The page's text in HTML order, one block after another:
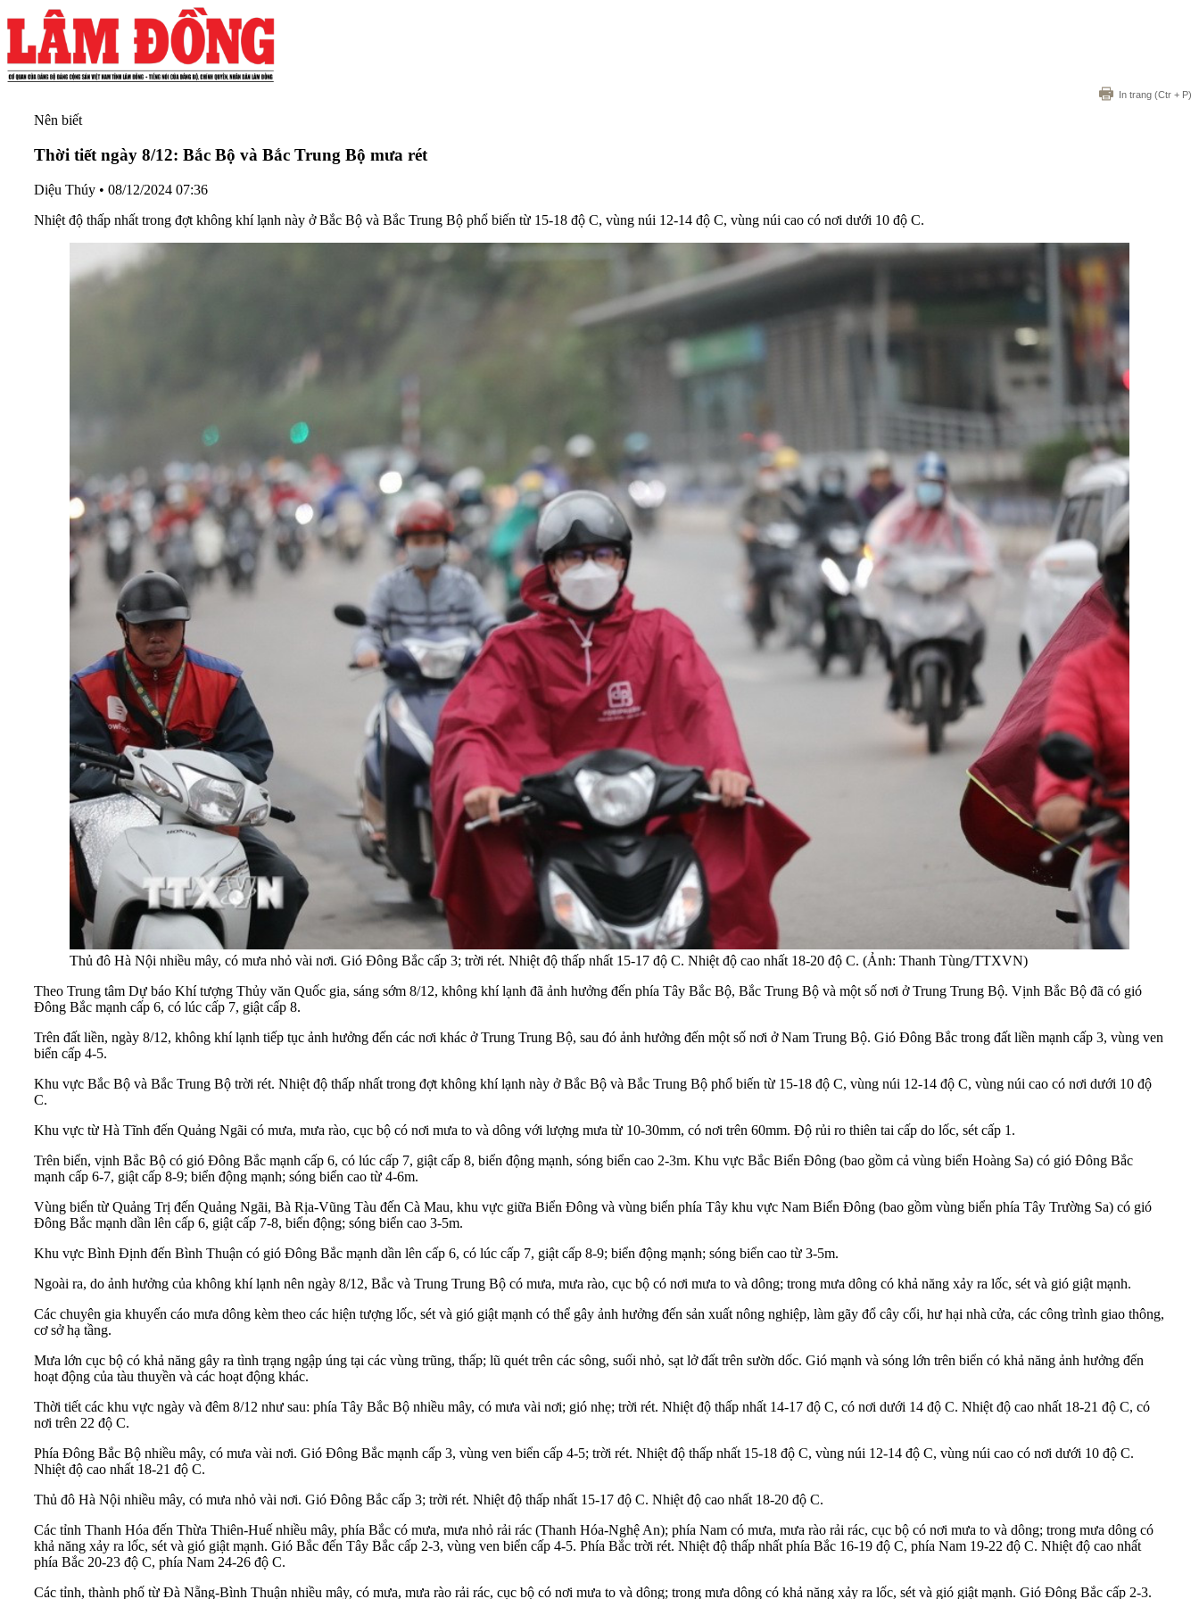
In trang (Ctr + P)
Nên biết
Thời tiết ngày 8/12: Bắc Bộ và Bắc Trung Bộ mưa rét
Diệu Thúy • 08/12/2024 07:36
Nhiệt độ thấp nhất trong đợt không khí lạnh này ở Bắc Bộ và Bắc Trung Bộ phổ biến từ 15-18 độ C, vùng núi 12-14 độ C, vùng núi cao có nơi dưới 10 độ C.
Thủ đô Hà Nội nhiều mây, có mưa nhỏ vài nơi. Gió Đông Bắc cấp 3; trời rét. Nhiệt độ thấp nhất 15-17 độ C. Nhiệt độ cao nhất 18-20 độ C. (Ảnh: Thanh Tùng/TTXVN)
Theo Trung tâm Dự báo Khí tượng Thủy văn Quốc gia, sáng sớm 8/12, không khí lạnh đã ảnh hưởng đến phía Tây Bắc Bộ, Bắc Trung Bộ và một số nơi ở Trung Trung Bộ. Vịnh Bắc Bộ đã có gió
Đông Bắc mạnh cấp 6, có lúc cấp 7, giật cấp 8.
Trên đất liền, ngày 8/12, không khí lạnh tiếp tục ảnh hưởng đến các nơi khác ở Trung Trung Bộ, sau đó ảnh hưởng đến một số nơi ở Nam Trung Bộ. Gió Đông Bắc trong đất liền mạnh cấp 3, vùng ven
biển cấp 4-5.
Khu vực Bắc Bộ và Bắc Trung Bộ trời rét. Nhiệt độ thấp nhất trong đợt không khí lạnh này ở Bắc Bộ và Bắc Trung Bộ phổ biến từ 15-18 độ C, vùng núi 12-14 độ C, vùng núi cao có nơi dưới 10 độ
C.
Khu vực từ Hà Tĩnh đến Quảng Ngãi có mưa, mưa rào, cục bộ có nơi mưa to và dông với lượng mưa từ 10-30mm, có nơi trên 60mm. Độ rủi ro thiên tai cấp do lốc, sét cấp 1.
Trên biển, vịnh Bắc Bộ có gió Đông Bắc mạnh cấp 6, có lúc cấp 7, giật cấp 8, biển động mạnh, sóng biển cao 2-3m. Khu vực Bắc Biển Đông (bao gồm cả vùng biển Hoàng Sa) có gió Đông Bắc
mạnh cấp 6-7, giật cấp 8-9; biển động mạnh; sóng biển cao từ 4-6m.
Vùng biển từ Quảng Trị đến Quảng Ngãi, Bà Rịa-Vũng Tàu đến Cà Mau, khu vực giữa Biển Đông và vùng biển phía Tây khu vực Nam Biển Đông (bao gồm vùng biển phía Tây Trường Sa) có gió
Đông Bắc mạnh dần lên cấp 6, giật cấp 7-8, biển động; sóng biển cao 3-5m.
Khu vực Bình Định đến Bình Thuận có gió Đông Bắc mạnh dần lên cấp 6, có lúc cấp 7, giật cấp 8-9; biển động mạnh; sóng biển cao từ 3-5m.
Ngoài ra, do ảnh hưởng của không khí lạnh nên ngày 8/12, Bắc và Trung Trung Bộ có mưa, mưa rào, cục bộ có nơi mưa to và dông; trong mưa dông có khả năng xảy ra lốc, sét và gió giật mạnh.
Các chuyên gia khuyến cáo mưa dông kèm theo các hiện tượng lốc, sét và gió giật mạnh có thể gây ảnh hưởng đến sản xuất nông nghiệp, làm gãy đổ cây cối, hư hại nhà cửa, các công trình giao thông,
cơ sở hạ tầng.
Mưa lớn cục bộ có khả năng gây ra tình trạng ngập úng tại các vùng trũng, thấp; lũ quét trên các sông, suối nhỏ, sạt lở đất trên sườn dốc. Gió mạnh và sóng lớn trên biển có khả năng ảnh hưởng đến
hoạt động của tàu thuyền và các hoạt động khác.
Thời tiết các khu vực ngày và đêm 8/12 như sau: phía Tây Bắc Bộ nhiều mây, có mưa vài nơi; gió nhẹ; trời rét. Nhiệt độ thấp nhất 14-17 độ C, có nơi dưới 14 độ C. Nhiệt độ cao nhất 18-21 độ C, có
nơi trên 22 độ C.
Phía Đông Bắc Bộ nhiều mây, có mưa vài nơi. Gió Đông Bắc mạnh cấp 3, vùng ven biển cấp 4-5; trời rét. Nhiệt độ thấp nhất 15-18 độ C, vùng núi 12-14 độ C, vùng núi cao có nơi dưới 10 độ C.
Nhiệt độ cao nhất 18-21 độ C.
Thủ đô Hà Nội nhiều mây, có mưa nhỏ vài nơi. Gió Đông Bắc cấp 3; trời rét. Nhiệt độ thấp nhất 15-17 độ C. Nhiệt độ cao nhất 18-20 độ C.
Các tỉnh Thanh Hóa đến Thừa Thiên-Huế nhiều mây, phía Bắc có mưa, mưa nhỏ rải rác (Thanh Hóa-Nghệ An); phía Nam có mưa, mưa rào rải rác, cục bộ có nơi mưa to và dông; trong mưa dông có
khả năng xảy ra lốc, sét và gió giật mạnh. Gió Bắc đến Tây Bắc cấp 2-3, vùng ven biển cấp 4-5. Phía Bắc trời rét. Nhiệt độ thấp nhất phía Bắc 16-19 độ C, phía Nam 19-22 độ C. Nhiệt độ cao nhất
phía Bắc 20-23 độ C, phía Nam 24-26 độ C.
Các tỉnh, thành phố từ Đà Nẵng-Bình Thuận nhiều mây, có mưa, mưa rào rải rác, cục bộ có nơi mưa to và dông; trong mưa dông có khả năng xảy ra lốc, sét và gió giật mạnh. Gió Đông Bắc cấp 2-3.